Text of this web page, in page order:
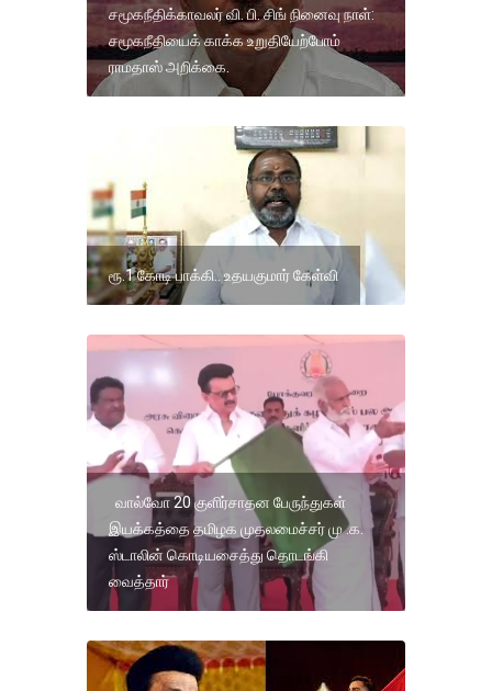
சமூகநீதிக்காவலர் வி. பி. சிங் நினைவு நாள்:
சமூகநீதியைக் காக்க உறுதியேற்போம்
ராமதாஸ் அறிக்கை.
ரூ.1 கோடி பாக்கி.. உதயகுமார் கேள்வி
வால்வோ 20 குளிர்சாதன பேருந்துகள்
இயக்கத்தை தமிழக முதலமைச்சர் மு .க.
ஸ்டாலின் கொடியசைத்து தொடங்கி
வைத்தார்